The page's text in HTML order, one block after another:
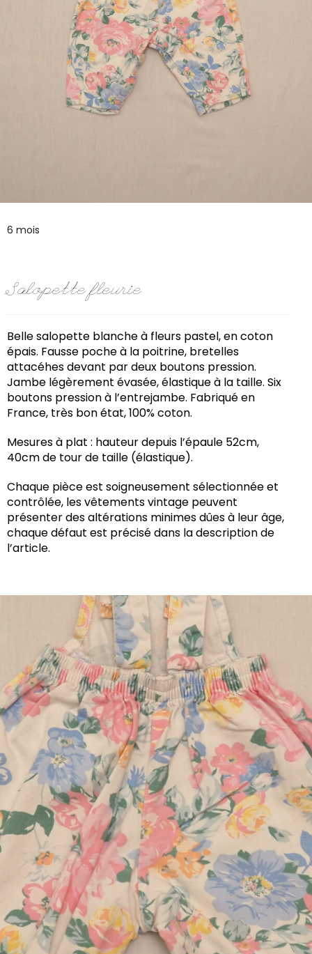
6 mois
Salopette fleurie
Belle salopette blanche à fleurs pastel, en coton
épais. Fausse poche à la poitrine, bretelles
attacéhes devant par deux boutons pression.
Jambe légèrement évasée, élastique à la taille. Six
boutons pression à l’entrejambe. Fabriqué en
France, très bon état, 100% coton.
Mesures à plat : hauteur depuis l’épaule 52cm,
40cm de tour de taille (élastique).
Chaque pièce est soigneusement sélectionnée et
contrôlée, les vêtements vintage peuvent
présenter des altérations minimes dûes à leur âge,
chaque défaut est précisé dans la description de
l’article.